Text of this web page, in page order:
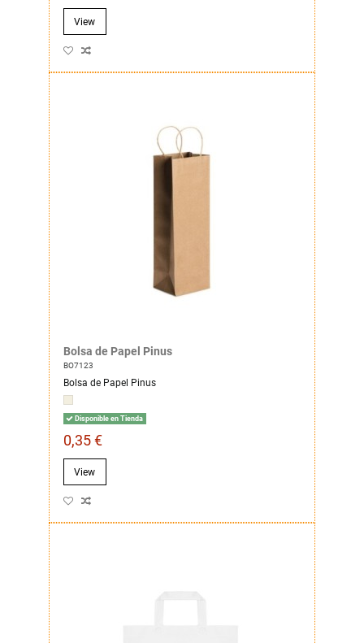
View
Bolsa de Papel Pinus
BO7123
Bolsa de Papel Pinus
Disponible en Tienda
0,35 €
View